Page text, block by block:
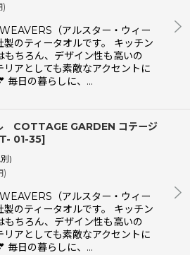
)
（アルスター・ウィー
製のティータオルです。 キッチン
もちろん、デザイン性も高いの
リアとしても素敵なアクセントに
毎日の暮らしに、…
COTTAGE GARDEN コテージ
01-35]
)
)
（アルスター・ウィー
製のティータオルです。 キッチン
もちろん、デザイン性も高いの
リアとしても素敵なアクセントに
毎日の暮らしに、…